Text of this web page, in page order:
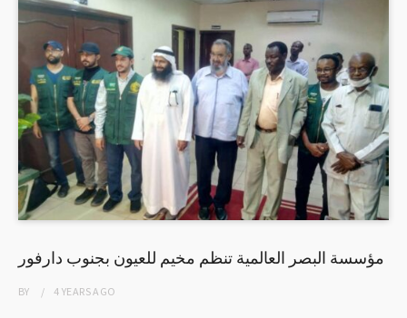
مؤسسة البصر العالمية تنظم مخيم للعيون بجنوب دارفور
BY 4 YEARSAGO